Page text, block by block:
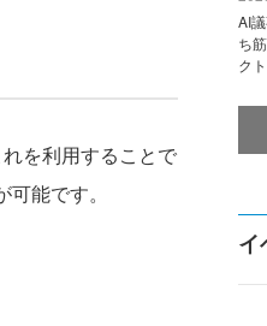
を利用することで
能です。
AI
ち
ク
イ